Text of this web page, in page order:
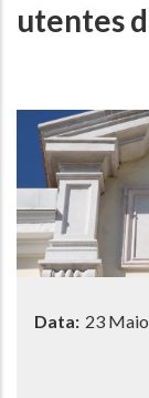
utentes
Data: 23